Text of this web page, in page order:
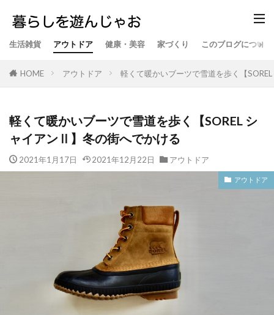
生活雑貨 アウトドア 健康・美容 家づくり このブログについて
HOME アウトドア 軽くて暖かいブーツで雪道を歩く【
軽くて暖かいブーツで雪道を歩く【SOREL シ
ャイアンⅡ】冬の街へでかける
2021年1月17日 2021年12月22日 アウトドア
アウトドア